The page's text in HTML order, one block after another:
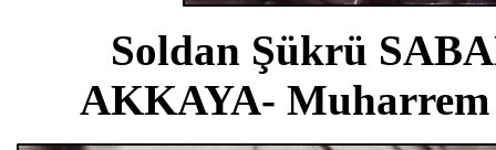
Soldan Şükrü
AKKAYA-